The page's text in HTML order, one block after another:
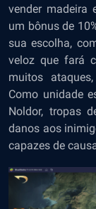
vender madeira
um bônus de
sua escolha,
veloz que fará
muitos
Como unidade
Noldor, tropas
danos aos
capazes de